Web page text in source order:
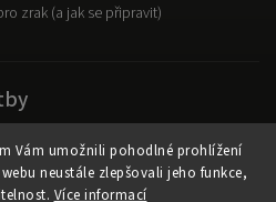
Vám umožnili pohodlné prohlížení
neustále zlepšovali jeho funkce,
Více informací
zrak (a jak se připravit)